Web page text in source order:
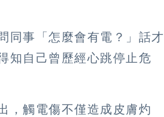
同事「怎麼會有電？」話才
知自己曾歷經心跳停止危
，觸電傷不僅造成皮膚灼